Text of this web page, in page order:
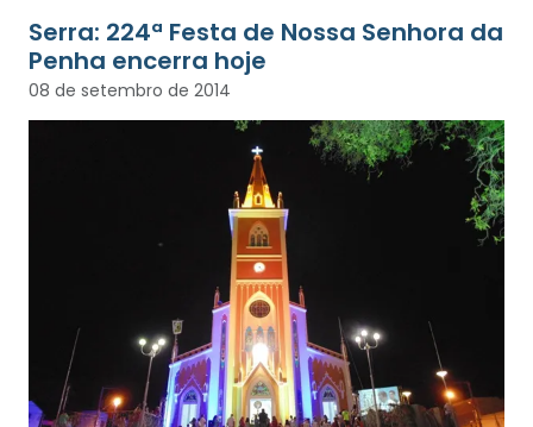
Serra: 224ª Festa de Nossa Senhora da
Penha encerra hoje
08 de setembro de 2014